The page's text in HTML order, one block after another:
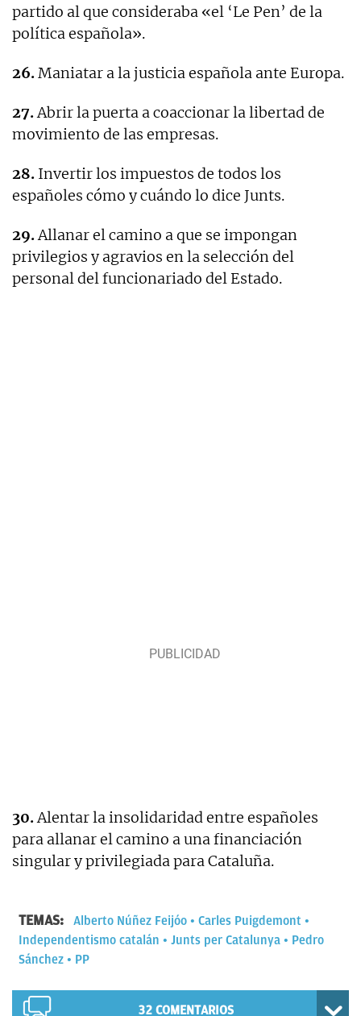
partido al que consideraba «el ‘Le Pen’ de la
política española».
26.Maniatar a la justicia española ante Europa.
27.Abrir la puerta a coaccionar la libertad de
movimiento de las empresas.
28. Invertir los impuestos de todos los
españoles cómo y cuándo lo dice Junts.
29.Allanar el camino a que se impongan
privilegios y agravios en la selección del
personal del funcionariado del Estado.
30.Alentar la insolidaridad entre españoles
para allanar el camino a una financiación
singular y privilegiada para Cataluña.
TEMAS: Alberto Núñez Feijóo
Carles Puigdemont
Independentismo catalán
Junts per Catalunya
Pedro
Sánchez
PP
32 COMENTARIOS